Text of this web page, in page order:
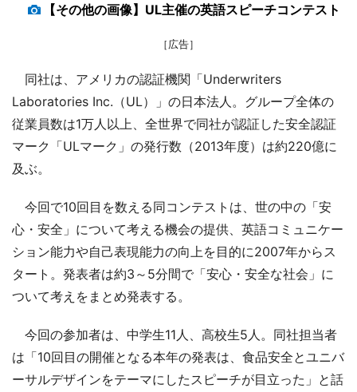
【その他の画像】UL主催の英語スピーチコンテスト
［広告］
同社は、アメリカの認証機関「Underwriters
Laboratories Inc.（UL）」の日本法人。グループ全体の
従業員数は1万人以上、全世界で同社が認証した安全認証
マーク「ULマーク」の発行数（2013年度）は約220億に
及ぶ。
今回で10回目を数える同コンテストは、世の中の「安
心・安全」について考える機会の提供、英語コミュニケー
ション能力や自己表現能力の向上を目的に2007年からス
タート。発表者は約3～5分間で「安心・安全な社会」に
ついて考えをまとめ発表する。
今回の参加者は、中学生11人、高校生5人。同社担当者
は「10回目の開催となる本年の発表は、食品安全とユニバ
ーサルデザインをテーマにしたスピーチが目立った」と話